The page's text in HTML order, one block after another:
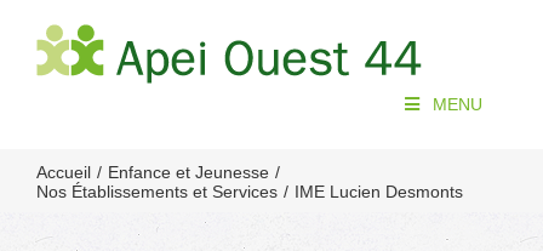
contenu
MENU
Accueil
Enfance et Jeunesse
Nos Établissements et Services
IME Lucien Desmonts